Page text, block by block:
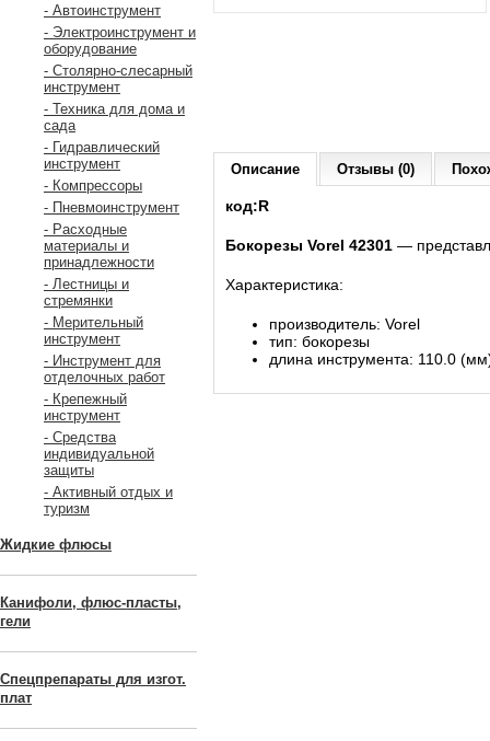
- Автоинструмент
- Электроинструмент и
оборудование
- Столярно-слесарный
инструмент
- Техника для дома и
сада
- Гидравлический
инструмент
- Компрессоры
- Пневмоинструмент
- Расходные
материалы и
принадлежности
- Лестницы и
стремянки
- Мерительный
инструмент
- Инструмент для
отделочных работ
- Крепежный
инструмент
- Средства
индивидуальной
защиты
- Активный отдых и
туризм
Жидкие флюсы
Канифоли, флюс-пласты,
гели
Спецпрепараты для изгот.
плат
Описание Отзывы (0)
код:R
Бокорезы Vorel 42301 ―
Характеристика:
производитель: Vorel
тип: бокорезы
длина инструмента: 110.0